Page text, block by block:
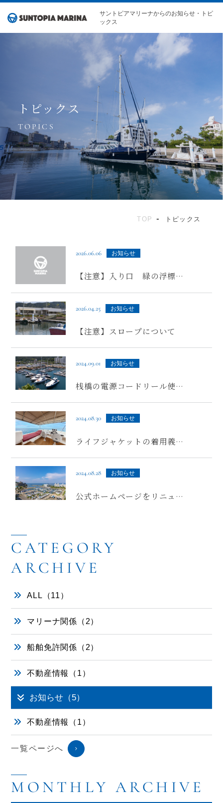
サントピアマリーナからのお知らせ・トピ
ックス
トピックス
TOP トピックス
2026.06.06 お知らせ
【注意】入り口 緑の浮標に
ついて
2026.04.25 お知らせ
【注意】スロープについて
2024.09.01 お知らせ
桟橋の電源コードリール使用
について
2024.08.30 お知らせ
ライフジャケットの着用義務
違反には処分が課されます
2024.08.28 お知らせ
公式ホームページをリニュー
ALL（11）
マリーナ関係（2）
船舶免許関係（2）
不動産情報（1）
お知らせ（5）
不動産情報（1）
一覧ページへ